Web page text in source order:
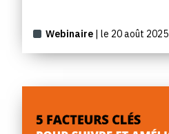
Webinaire | le 20 août 2025